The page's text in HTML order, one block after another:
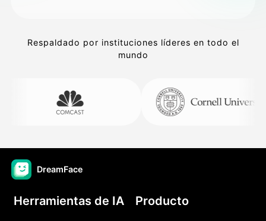
Respaldado por instituciones líderes en todo el
mundo
DreamFace
Herramientas de IA Producto